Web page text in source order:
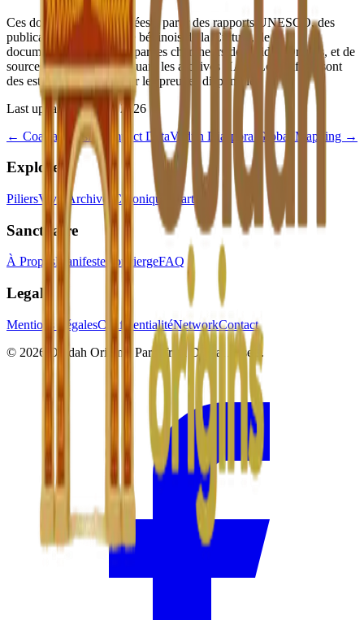
Ces données sont compilées à partir des rapports UNESCO, des
publications du Ministère béninois de la Culture, de la
documentation sur place par les chercheurs de Ouidah Origins, et de
sources académiques incluant les archives HAL. Les chiffres sont
des estimations basées sur les preuves disponibles.
Last updated:11 avril 2026
← Coastal Erosion Impact DataVodun Diaspora Global Mapping →
Explore
PiliersVivreArchives Chroniques Carte
Sanctuaire
À ProposManifeste ConciergeFAQ
Legal
Mentions LégalesConfidentialitéNetworkContact
© 2026 Ouidah Origins. Par Africa Digital Assets .